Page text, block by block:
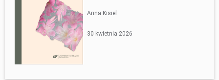
Anna Kisiel
30 kwietnia 2026